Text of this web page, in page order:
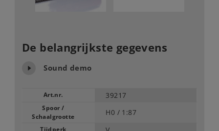
De belangrijkste gegevens
Sound demo
Art.nr. 39217
Spoor /
Schaalgrootte
H0 / 1:87
Tijdperk